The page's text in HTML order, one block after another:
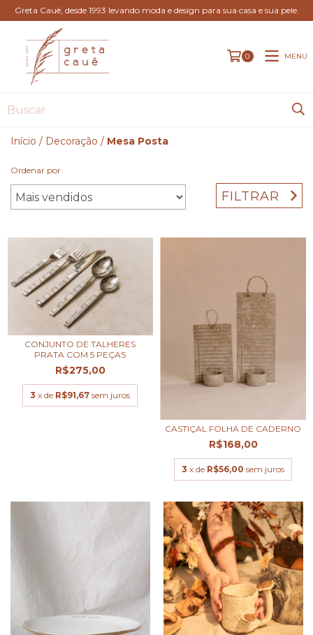
Greta Cauê, desde 1993 levando moda e design para sua casa e sua pele.
0 MENU
Início / Decoração / Mesa Posta
Ordenar por
FILTRAR
CONJUNTO DE TALHERES
PRATA COM 5 PEÇAS
R$275,00
3 x de R$91,67 sem juros
CASTIÇAL FOLHA DE CADERNO
R$168,00
3 x de R$56,00 sem juros